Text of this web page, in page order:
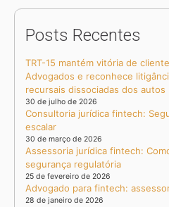
Posts Recentes
TRT-15 mantém vitória de
Advogados e reconhece
recursais dissociadas dos autos
30 de julho de 2026
Consultoria jurídica fintech:
escalar
30 de março de 2026
Assessoria jurídica fintech:
segurança regulatória
25 de fevereiro de 2026
Advogado para fintech:
28 de janeiro de 2026